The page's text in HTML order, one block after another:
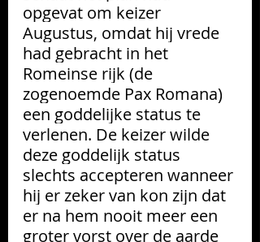
opgevat om keizer
Augustus, omdat hij vrede
had gebracht in het
Romeinse rijk (de
zogenoemde Pax Romana)
een goddelijke status te
verlenen. De keizer wilde
deze goddelijk status
slechts accepteren wanneer
hij er zeker van kon zijn dat
er na hem nooit meer een
groter vorst over de aarde